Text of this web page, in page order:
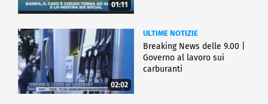
01:11
02:02
ULTIME NOTIZIE
Breaking News delle 9.00 |
Governo al lavoro sui
carburanti